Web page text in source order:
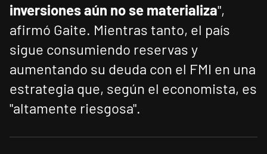
inversiones aún no se materializa",
afirmó Gaite. Mientras tanto, el país
sigue consumiendo reservas y
aumentando su deuda con el FMI en una
estrategia que, según el economista, es
"altamente riesgosa".